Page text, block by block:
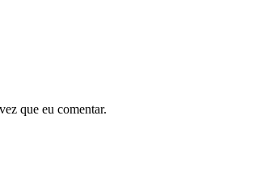
que eu comentar.